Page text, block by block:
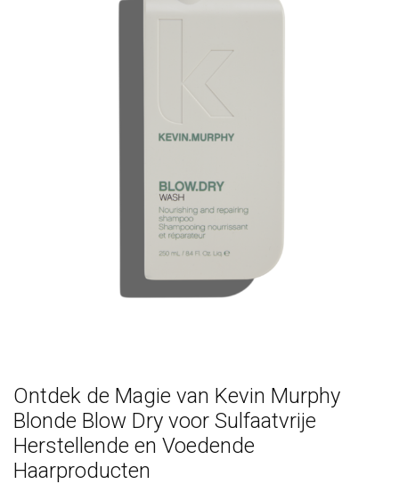
CombiDeals
Ontdek de Magie van Kevin Murphy
Blonde Blow Dry voor Sulfaatvrije
Herstellende en Voedende
Haarproducten